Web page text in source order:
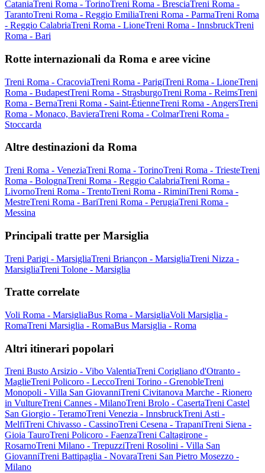
CataniaTreni Roma - TorinoTreni Roma - BresciaTreni Roma -
TarantoTreni Roma - Reggio EmiliaTreni Roma - ParmaTreni Roma
- Reggio CalabriaTreni Roma - LioneTreni Roma - InnsbruckTreni
Roma - Bari
Rotte internazionali da Roma e aree vicine
Treni Roma - CracoviaTreni Roma - ParigiTreni Roma - LioneTreni
Roma - BudapestTreni Roma - StrasburgoTreni Roma - ReimsTreni
Roma - BernaTreni Roma - Saint-ÉtienneTreni Roma - AngersTreni
Roma - Monaco, BavieraTreni Roma - ColmarTreni Roma -
Stoccarda
Altre destinazioni da Roma
Treni Roma - VeneziaTreni Roma - TorinoTreni Roma - TriesteTreni
Roma - BolognaTreni Roma - Reggio CalabriaTreni Roma -
LivornoTreni Roma - TrentoTreni Roma - RiminiTreni Roma -
MestreTreni Roma - BariTreni Roma - PerugiaTreni Roma -
Messina
Principali tratte per Marsiglia
Treni Parigi - MarsigliaTreni Briançon - MarsigliaTreni Nizza -
MarsigliaTreni Tolone - Marsiglia
Tratte correlate
Voli Roma - MarsigliaBus Roma - MarsigliaVoli Marsiglia -
RomaTreni Marsiglia - RomaBus Marsiglia - Roma
Altri itinerari popolari
Treni Busto Arsizio - Vibo ValentiaTreni Corigliano d'Otranto -
MaglieTreni Policoro - LeccoTreni Torino - GrenobleTreni
Monopoli - Villa San GiovanniTreni Civitanova Marche - Rionero
in VultureTreni Cannes - MilanoTreni Brolo - CasertaTreni Castel
San Giorgio - TeramoTreni Venezia - InnsbruckTreni Asti -
MelfiTreni Chivasso - CassinoTreni Cesena - TrapaniTreni Siena -
Gioia TauroTreni Policoro - FaenzaTreni Caltagirone -
RosarnoTreni Milano - TrepuzziTreni Rosolini - Villa San
GiovanniTreni Battipaglia - NovaraTreni San Pietro Mosezzo -
Milano